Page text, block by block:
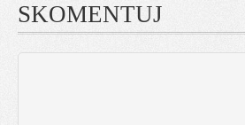
SKOMENTUJ